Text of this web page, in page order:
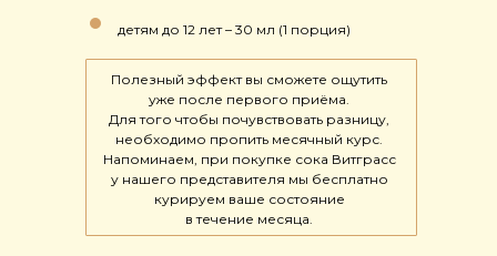
детям до 12 лет – 30 мл (1 порция)
Полезный эффект вы сможете ощутить
уже после первого приёма.
Для того чтобы почувствовать разницу,
необходимо пропить месячный курс.
Напоминаем, при покупке сока Витграсс
у нашего представителя мы бесплатно
курируем ваше состояние
в течение месяца.